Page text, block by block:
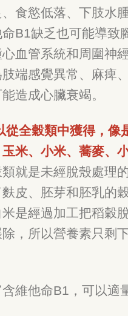
食慾低落、下肢水
B1缺乏也可能導致
血管系統和周圍神
端感覺異常、麻痺
造成心臟衰竭。
全穀類中獲得，像
米、小米、蕎麥、小
就是未經脫殼處理
皮、胚芽和胚乳的
是經過加工把稻穀
，所以營養素只剩
維他命B1，可以適